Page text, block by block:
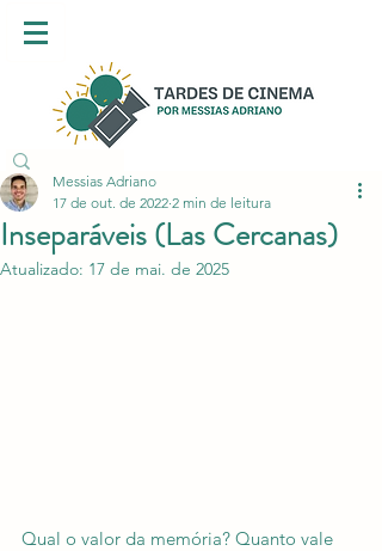
Inseparáveis (Las Cercanas)
Messias Adriano
17 de out. de 2022 2 min de leitura
Atualizado: 17 de mai. de 2025
Qual o valor da memória? Quanto vale